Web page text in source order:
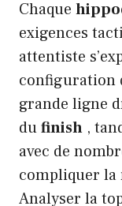
Chaque
exigences
attentiste
configuration
grande ligne
dufinish ,
avec de
compliquer la
Analyser la